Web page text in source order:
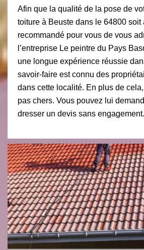
Afin que la qualité de la pose de
toiture à Beuste dans le 64800 soit
recommandé pour vous de vous
l’entreprise Le peintre du Pays
une longue expérience réussie
savoir-faire est connu des
dans cette localité. En plus de
pas chers. Vous pouvez lui
dresser un devis sans engagement.